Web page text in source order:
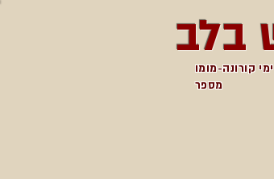
ימי קורונה-מומו
מספר